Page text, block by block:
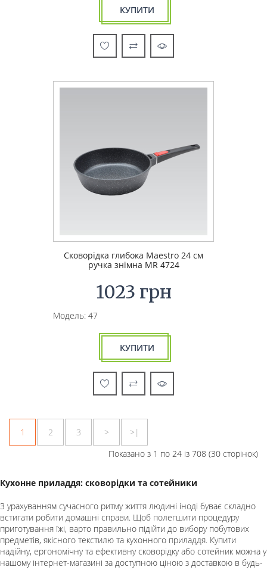
КУПИТИ
Сковорідка глибока Maestro 24 см
ручка знімна MR 4724
1023 грн
Модель: 47
КУПИТИ
1 2 3 >
>|
Показано з 1 по 24 із 708 (30 сторінок)
Кухонне приладдя: сковорідки та сотейники
З урахуванням сучасного ритму життя людині іноді буває складно
встигати робити домашні справи. Щоб полегшити процедуру
приготування їжі, варто правильно підійти до вибору побутових
предметів, якісного текстилю та кухонного приладдя. Купити
надійну, ергономічну та ефективну сковорідку або сотейник можна у
нашому інтернет-магазині за доступною ціною з доставкою в будь-